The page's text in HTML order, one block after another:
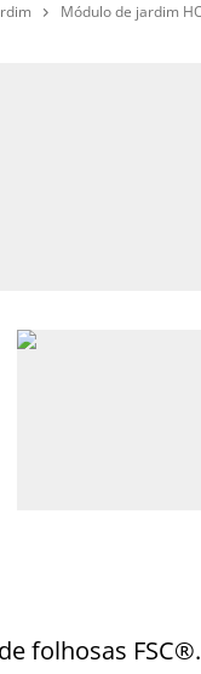
 Módulo de jardim
folhosas FSC®.